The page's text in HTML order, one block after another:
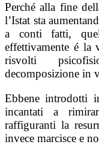
Perché alla fine
l’Istat sta
a conti fatti,
effettivamente é la
risvolti
decomposizione in
Ebbene introdotti
incantati a
raffiguranti la
invece marcisce e